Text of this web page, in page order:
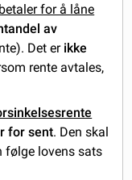
for å låne
av
Det erikke
rente avtales,
for sent. Den skal
følge lovens sats